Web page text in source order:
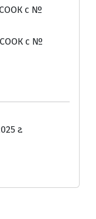
СООК с №
СООК с №
г.